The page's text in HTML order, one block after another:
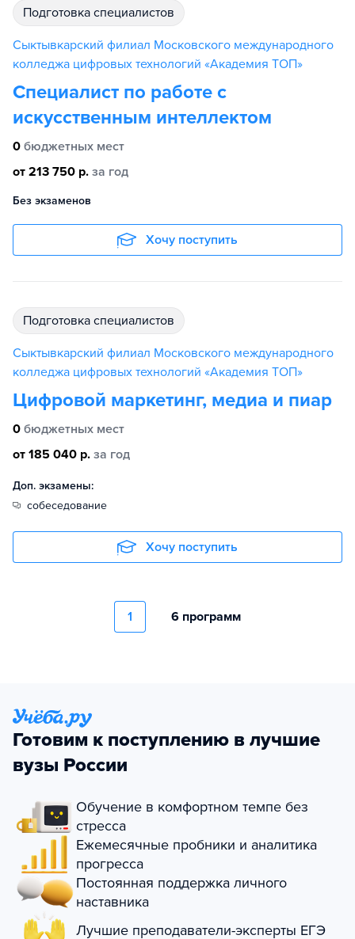
подготовка специалистов
Сыктывкарский филиал Московского международного
колледжа цифровых технологий «Академия TOП»
Специалист по работе с
искусственным интеллектом
0 бюджетных мест
от 213 750 р. за год
Без экзаменов
Хочу поступить
подготовка специалистов
Сыктывкарский филиал Московского международного
колледжа цифровых технологий «Академия TOП»
Цифровой маркетинг, медиа и пиар
0 бюджетных мест
от 185 040 р. за год
Доп. экзамены:
собеседование
Хочу поступить
1 6 программ
Готовим к поступлению в лучшие
вузы России
Обучение в комфортном темпе без
стресса
Ежемесячные пробники и аналитика
прогресса
Постоянная поддержка личного
наставника
Лучшие преподаватели-эксперты ЕГЭ